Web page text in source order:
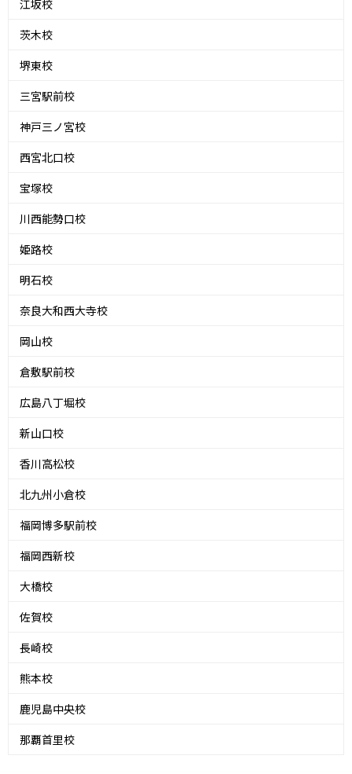
江坂校
茨木校
堺東校
三宮駅前校
神戸三ノ宮校
西宮北口校
宝塚校
川西能勢口校
姫路校
明石校
奈良大和西大寺校
岡山校
倉敷駅前校
広島八丁堀校
新山口校
香川高松校
北九州小倉校
福岡博多駅前校
福岡西新校
大橋校
佐賀校
長崎校
熊本校
鹿児島中央校
那覇首里校